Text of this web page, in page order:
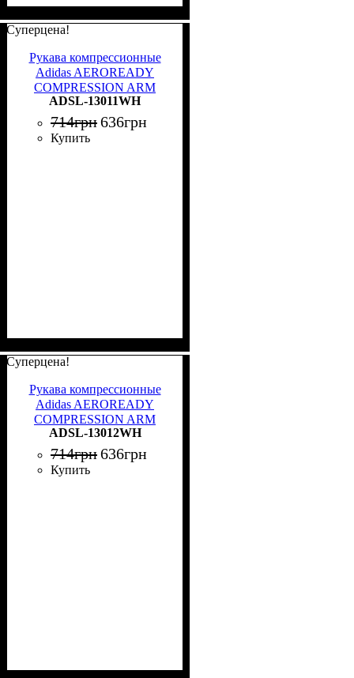
Суперцена!
Рукава компрессионные
Adidas AEROREADY
COMPRESSION ARM
SLEEVES белые S/M
ADSL-13011WH
ADSL-13011WH
714грн636грн
Купить
Суперцена!
Рукава компрессионные
Adidas AEROREADY
COMPRESSION ARM
SLEEVES белые L/XL
ADSL-13012WH
ADSL-13012WH
714грн636грн
Купить